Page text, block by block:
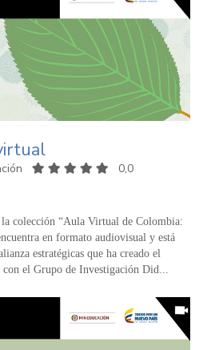
0,0
la colección “Aula Virtual de Colombia:
en formato audiovisual y está
estratégicas que ha creado el
el Grupo de Investigación Did...